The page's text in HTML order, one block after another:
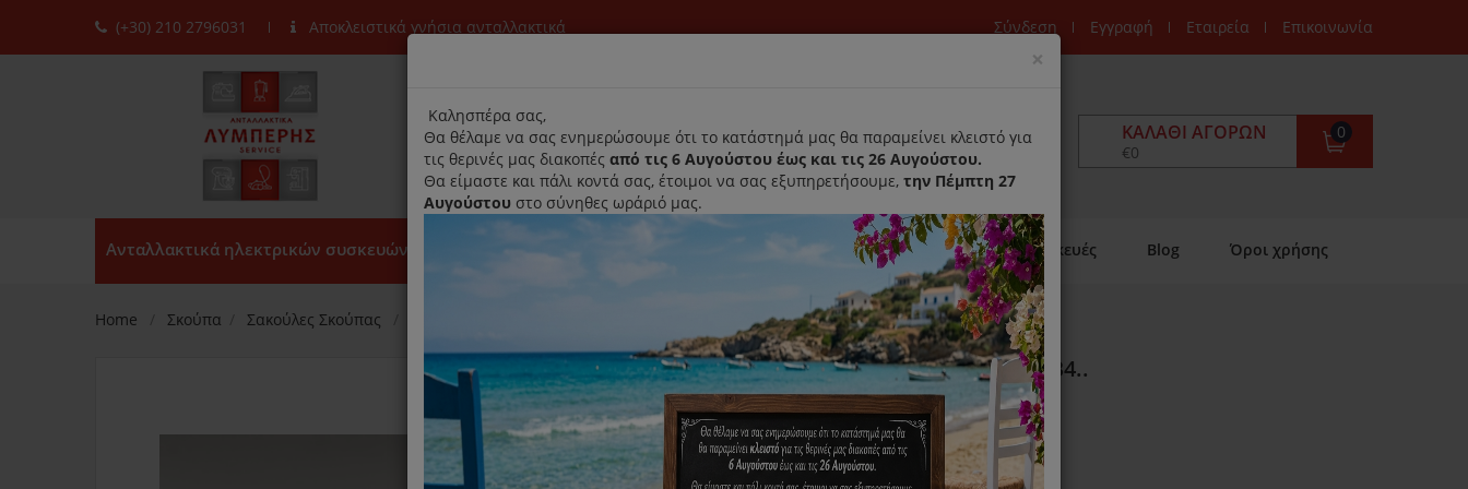
(+30) 210 2796031 Αποκλειστικά γνήσια ανταλλακτικά Σύνδεση Εγγραφή Εταιρεία Επικοινωνία
ΚΑΛΆΘΙ ΑΓΟΡΏΝ
0
€0
Ανταλλακτικά ηλεκτρικών συσκευών Αρχική Παραλαβή- Παράδοση Κατ'οικον Επισκευές Blog Όροι χρήσης
Home Σκούπα Σακούλες Σκούπας
Original Σακούλες Σκούπας Gruppe VCB4..
Κωδικός : VCB43
Διαθεσιμότητα :
Παράδοση Σε 1-3 Ημέρες (Διαθέσιμο)
× Close
title
Καλησπέρα σας,
Θα θέλαμε να σας ενημερώσουμε ότι το κατάστημά μας θα παραμείνει κλειστό για
τις θερινές μας διακοπές από τις 6 Αυγούστου έως και τις 26 Αυγούστου.
Θα είμαστε και πάλι κοντά σας, έτοιμοι να σας εξυπηρετήσουμε, την Πέμπτη 27
Αυγούστου στο σύνηθες ωράριό μας.